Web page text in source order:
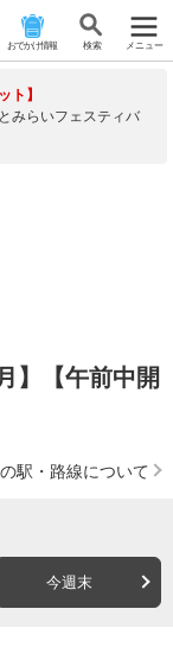
おでかけ情報 検 索 メニュー
ト】
みらいフェスティバ
】【午前中開
駅・路線について
今週末